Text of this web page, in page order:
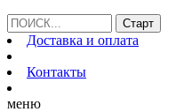
Доставка и оплата
Контакты
меню